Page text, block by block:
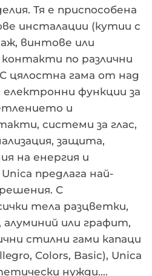
Тя е приспособена
инсталации (кутии с
винтове или
по различни
цялостна гама от над
електронни функции за
и
системи за глас,
защита,
на енергия и
предлага най-
С
тела разцветки,
алуминий или графит,
стилни гами капаци
Colors, Basic), Unica
нужди….